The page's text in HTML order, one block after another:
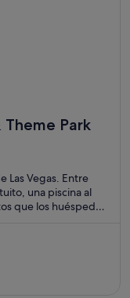
Theme Park
Las Vegas. Entre
una piscina al
que los huéspedes
que se
The Strat.